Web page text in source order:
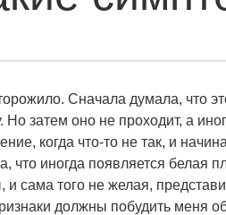
Сначала думала, что
затем оно не проходит, а
когда что-то не так, и
иногда появляется белая
сама того не желая,
должны побудить меня